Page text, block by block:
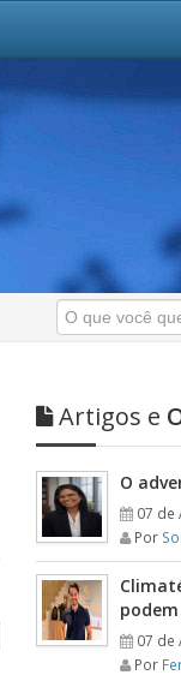
Artigos e
O
07 de
Por
07 de
Por